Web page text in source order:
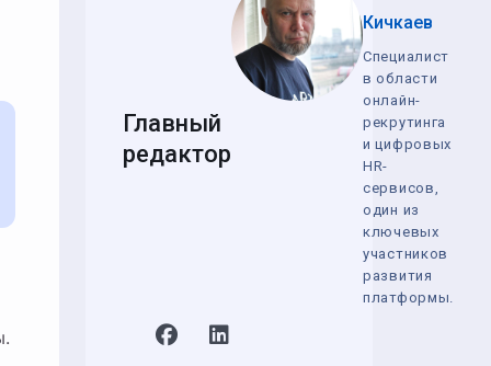
Главный
редактор
Кичкаев
Специалист
в области
онлайн-
рекрутинга
и цифровых
HR-
сервисов,
один из
ключевых
участников
развития
платформы.